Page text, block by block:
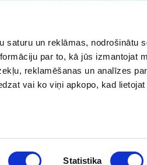
saturu un reklāmas, nodrošinātu
par to, kā jūs izmantojat
reklamēšanas un analīzes
vai ko viņi apkopo, kad
Statistika
politika Kontakti